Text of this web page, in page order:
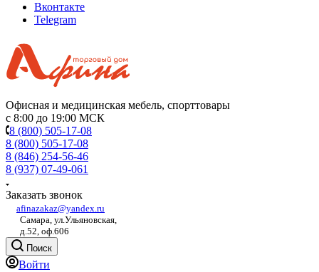
Вконтакте
Telegram
Офисная и медицинская мебель, спорттовары
с 8:00 до 19:00 МСК
8 (800) 505-17-08
8 (800) 505-17-08
8 (846) 254-56-46
8 (937) 07-49-061
Заказать звонок
afinazakaz@yandex.ru
Самара, ул.Ульяновская,
д.52, оф.606
Поиск
Войти